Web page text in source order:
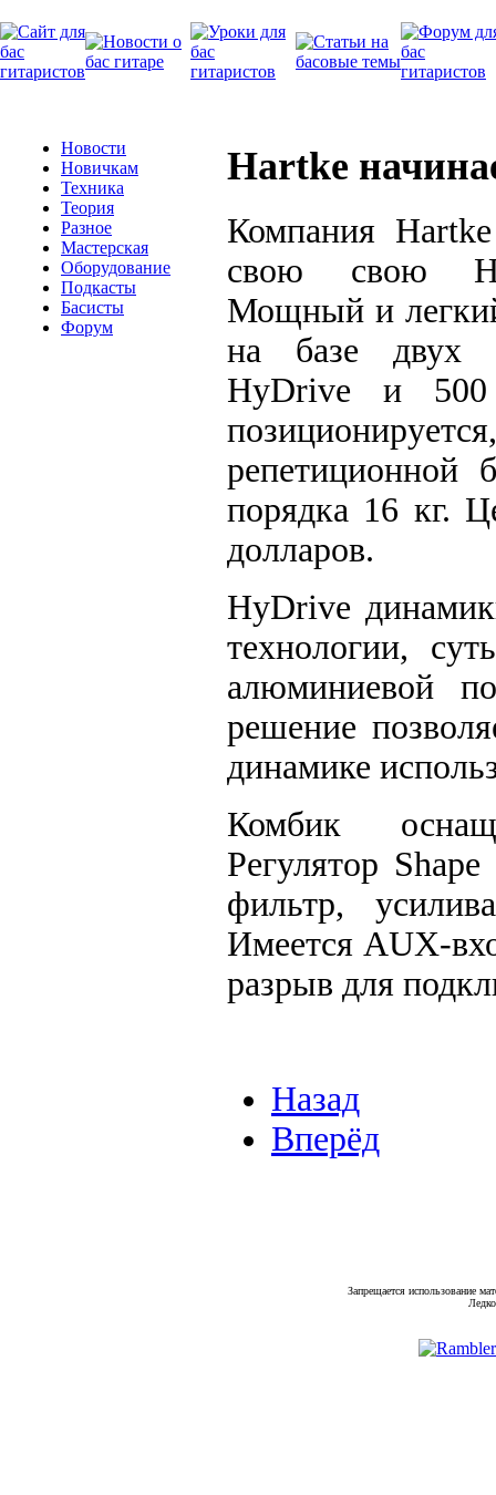
Новости
Новичкам
Техника
Теория
Разное
Мастерская
Оборудование
Подкасты
Басисты
Форум
Hartke
Компания
свою свою
Мощный и
на базе двух
HyDrive и 500
репетиционной
порядка 16 кг.
долларов.
HyDrive
технологии,
алюминиевой
решение
динамике
Комбик
Регулятор
фильтр,
Имеется AUX-
разрыв для
Назад
Вперёд
Запрещается использование